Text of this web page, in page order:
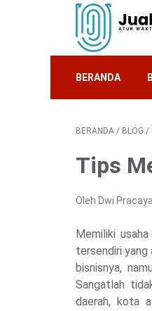
BERANDA
BERANDA / BLOG /
Tips
Oleh Dwi Pracaya
Memiliki
tersendiri yang
bisnisnya,
Sangatlah
daerah, kota